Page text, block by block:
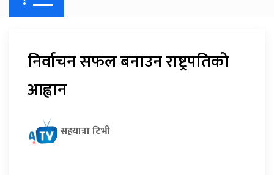
निर्वाचन सफल बनाउन राष्ट्रपतिको
आह्वान
सहयात्रा टिभी